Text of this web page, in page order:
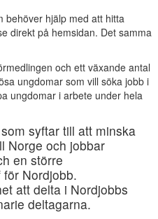
behöver hjälp med att hitta
direkt på hemsidan. Det samma
och ett växande antal
ungdomar som vill söka jobb i
ungdomar i arbete under hela
syftar till att minska
Norge och jobbar
en större
Nordjobb.
att delta i Nordjobbs
deltagarna.